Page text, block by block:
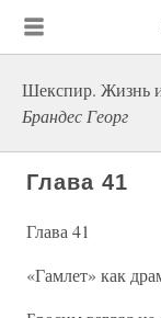
Шекспир. Жизнь
Брандес Георг
Глава 41
Глава 41
«Гамлет» как